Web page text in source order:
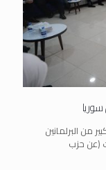
ضم عدد كبير من البرلمانين
(عن حزب